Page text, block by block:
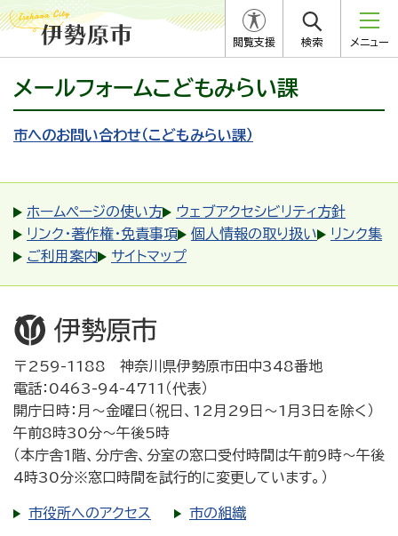
閲覧支援 検索 メニュー
メールフォームこどもみらい課
市へのお問い合わせ（こどもみらい課）
ホームページの使い方
ウェブアクセシビリティ方針
リンク・著作権・免責事項
個人情報の取り扱い
リンク集
ご利用案内
サイトマップ
〒259-1188 神奈川県伊勢原市田中348番地
電話：0463-94-4711（代表）
開庁日時：月～金曜日（祝日、12月29日～1月3日を除く）
午前8時30分～午後5時
（本庁舎1階、分庁舎、分室の窓口受付時間は午前9時～午後
4時30分※窓口時間を試行的に変更しています。）
市役所へのアクセス 市の組織